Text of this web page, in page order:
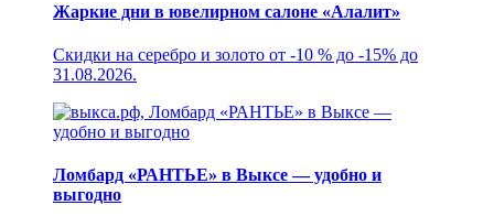
Жаркие дни в ювелирном салоне «Алалит»
Скидки на серебро и золото от -10 % до -15% до
31.08.2026.
Ломбард «РАНТЬЕ» в Выксе — удобно и
выгодно